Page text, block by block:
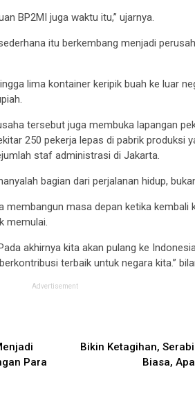
BP2MI juga waktu itu,” ujarnya.
itu berkembang menjadi
lima kontainer keripik buah ke luar
tersebut juga membuka lapangan
250 pekerja lepas di pabrik produksi
staf administrasi di Jakarta.
bagian dari perjalanan hidup,
membangun masa depan ketika kembali
memulai.
akhirnya kita akan pulang ke
terbaik untuk negara kita.”
Advertisement
Para
Bikin Ketagihan,
Biasa,